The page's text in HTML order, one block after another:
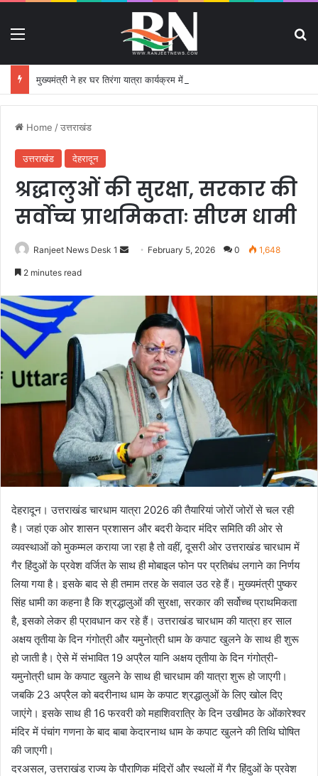
मुख्यमंत्री ने हर घर तिरंगा यात्रा कार्यक्रम में किया प्रतिभाग
Home /उत्तराखंड
उत्तराखंड देहरादून
श्रद्धालुओं की सुरक्षा, सरकार की
सर्वोच्च प्राथमिकताः सीएम धामी
Ranjeet News Desk 1
n
e
m
a
February 5, 2026 0 1,648
2 minutes read
देहरादून। उत्तराखंड चारधाम यात्रा 2026 की तैयारियां जोरों जोरों से चल रही
है। जहां एक ओर शासन प्रशासन और बदरी केदार मंदिर समिति की ओर से
व्यवस्थाओं को मुकम्मल कराया जा रहा है तो वहीं, दूसरी ओर उत्तराखंड चारधाम में
गैर हिंदुओं के प्रवेश वर्जित के साथ ही मोबाइल फोन पर प्रतिबंध लगाने का निर्णय
लिया गया है। इसके बाद से ही तमाम तरह के सवाल उठ रहे हैं। मुख्यमंत्री पुष्कर
सिंह धामी का कहना है कि श्रद्धालुओं की सुरक्षा, सरकार की सर्वोच्च प्राथमिकता
है, इसको लेकर ही प्रावधान कर रहे हैं। उत्तराखंड चारधाम की यात्रा हर साल
अक्षय तृतीया के दिन गंगोत्री और यमुनोत्री धाम के कपाट खुलने के साथ ही शुरू
हो जाती है। ऐसे में संभावित 19 अप्रैल यानि अक्षय तृतीया के दिन गंगोत्री-
यमुनोत्री धाम के कपाट खुलने के साथ ही चारधाम की यात्रा शुरू हो जाएगी।
जबकि 23 अप्रैल को बदरीनाथ धाम के कपाट श्रद्धालुओं के लिए खोल दिए
जाएंगे। इसके साथ ही 16 फरवरी को महाशिवरात्रि के दिन उखीमठ के ओंकारेश्वर
मंदिर में पंचांग गणना के बाद बाबा केदारनाथ धाम के कपाट खुलने की तिथि घोषित
की जाएगी।
दरअसल, उत्तराखंड राज्य के पौराणिक मंदिरों और स्थलों में गैर हिंदुओं के प्रवेश